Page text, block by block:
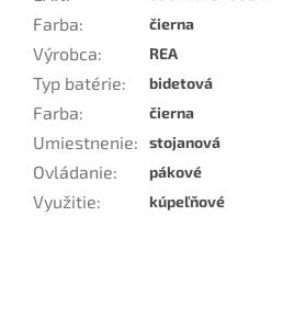
Farba: čierna
Výrobca: REA
Typ batérie: bidetová
Farba: čierna
Umiestnenie: stojanová
Ovládanie: pákové
Využitie: kúpeľňové